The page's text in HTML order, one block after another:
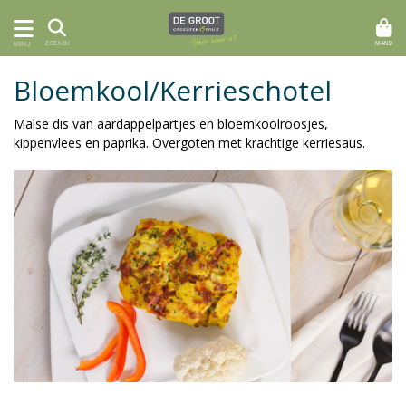
MENU ZOEKEN MAND
Bloemkool/Kerrieschotel
Malse dis van aardappelpartjes en bloemkoolroosjes,
kippenvlees en paprika. Overgoten met krachtige kerriesaus.